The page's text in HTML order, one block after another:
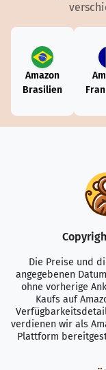
Amazon
Brasilien
Die Preise und
angegebenen
ohne vorherige
Kaufs auf
verdienen wir als
Plattform